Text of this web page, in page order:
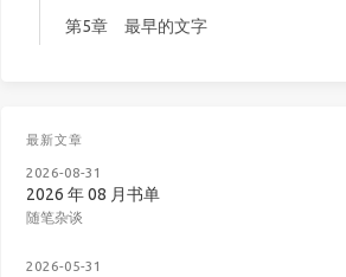
第5章 最早的文字
最新文章
2026-08-31
2026 年 08 月书单
随笔杂谈
2026-05-31